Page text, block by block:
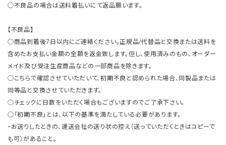
○不良品の場合は送料着払いにて返品願います。
【不良品】
○商品到着後7日以内にご連絡ください。正規品/代替品と交換または送料を
含めたお支払い金額の全額を返金致します。但し、使用済みのもの、オーダー
メイド及び受注生産商品などの一部商品を除きます。
○こちらで確認させていただいて、初期不良と認められた場合、同製品または
同等品と交換させていただきます。
○チェックに日数をいただく場合もございますのでご了承下さい。
○「初期不良」とは、以下の基準を満たしている必要があります。
・お送りしたときの、運送会社の送り状の控え（送っていただくときはコピーで
も可）があること。